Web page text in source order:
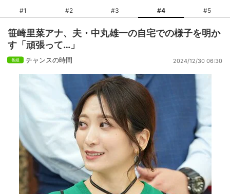
#1
#2 #3 #4 #5
笹崎里菜アナ、夫・中丸雄一の自宅での様子を明か
す「頑張って…」
チャンスの時間 2024/12/30 06:30